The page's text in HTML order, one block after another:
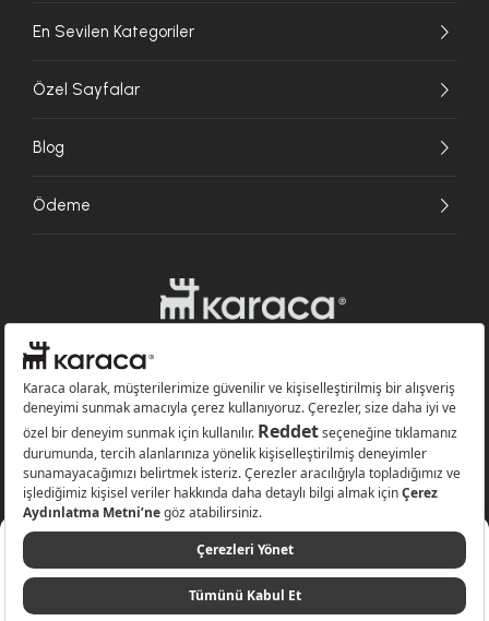
299,99 TL
Sepete Ekle
En Sevilen Kategoriler
Özel Sayfalar
Blog
Ödeme
Websitesinde kullanılan bazı görseller yapay zekâ (AI) ile üretilmiştir.
Karaca.com © 2026 - Karaca Züccaciye A.Ş. Tüm hakları saklıdır.